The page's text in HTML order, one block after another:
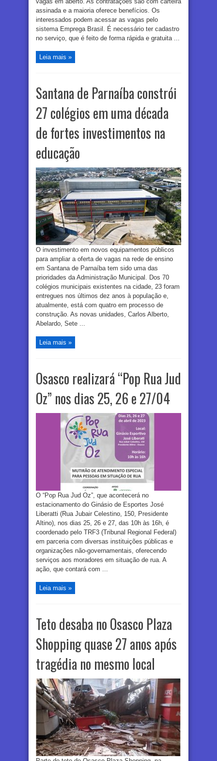
assinada e a maioria oferece benefícios. Os
interessados podem acessar as vagas pelo
sistema Emprega Brasil. É necessário ter cadastro
no serviço, que é feito de forma rápida e gratuita ...
Leia mais »
Santana de Parnaíba constrói
27 colégios em uma década
de fortes investimentos na
educação
O investimento em novos equipamentos públicos
para ampliar a oferta de vagas na rede de ensino
em Santana de Parnaíba tem sido uma das
prioridades da Administração Municipal. Dos 70
colégios municipais existentes na cidade, 23 foram
entregues nos últimos dez anos à população e,
atualmente, está com quatro em processo de
construção. As novas unidades, Carlos Alberto,
Abelardo, Sete ...
Leia mais »
Osasco realizará “Pop Rua Jud
Oz” nos dias 25, 26 e 27/04
O “Pop Rua Jud Oz”, que acontecerá no
estacionamento do Ginásio de Esportes José
Liberatti (Rua Jubair Celestino, 150, Presidente
Altino), nos dias 25, 26 e 27, das 10h às 16h, é
coordenado pelo TRF3 (Tribunal Regional Federal)
em parceria com diversas instituições públicas e
organizações não-governamentais, oferecendo
serviços aos moradores em situação de rua. A
ação, que contará com ...
Leia mais »
Teto desaba no Osasco Plaza
Shopping quase 27 anos após
tragédia no mesmo local